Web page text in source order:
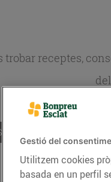
trobar receptes,
Gestió del
Utilitzem cookies
basada en un perfil